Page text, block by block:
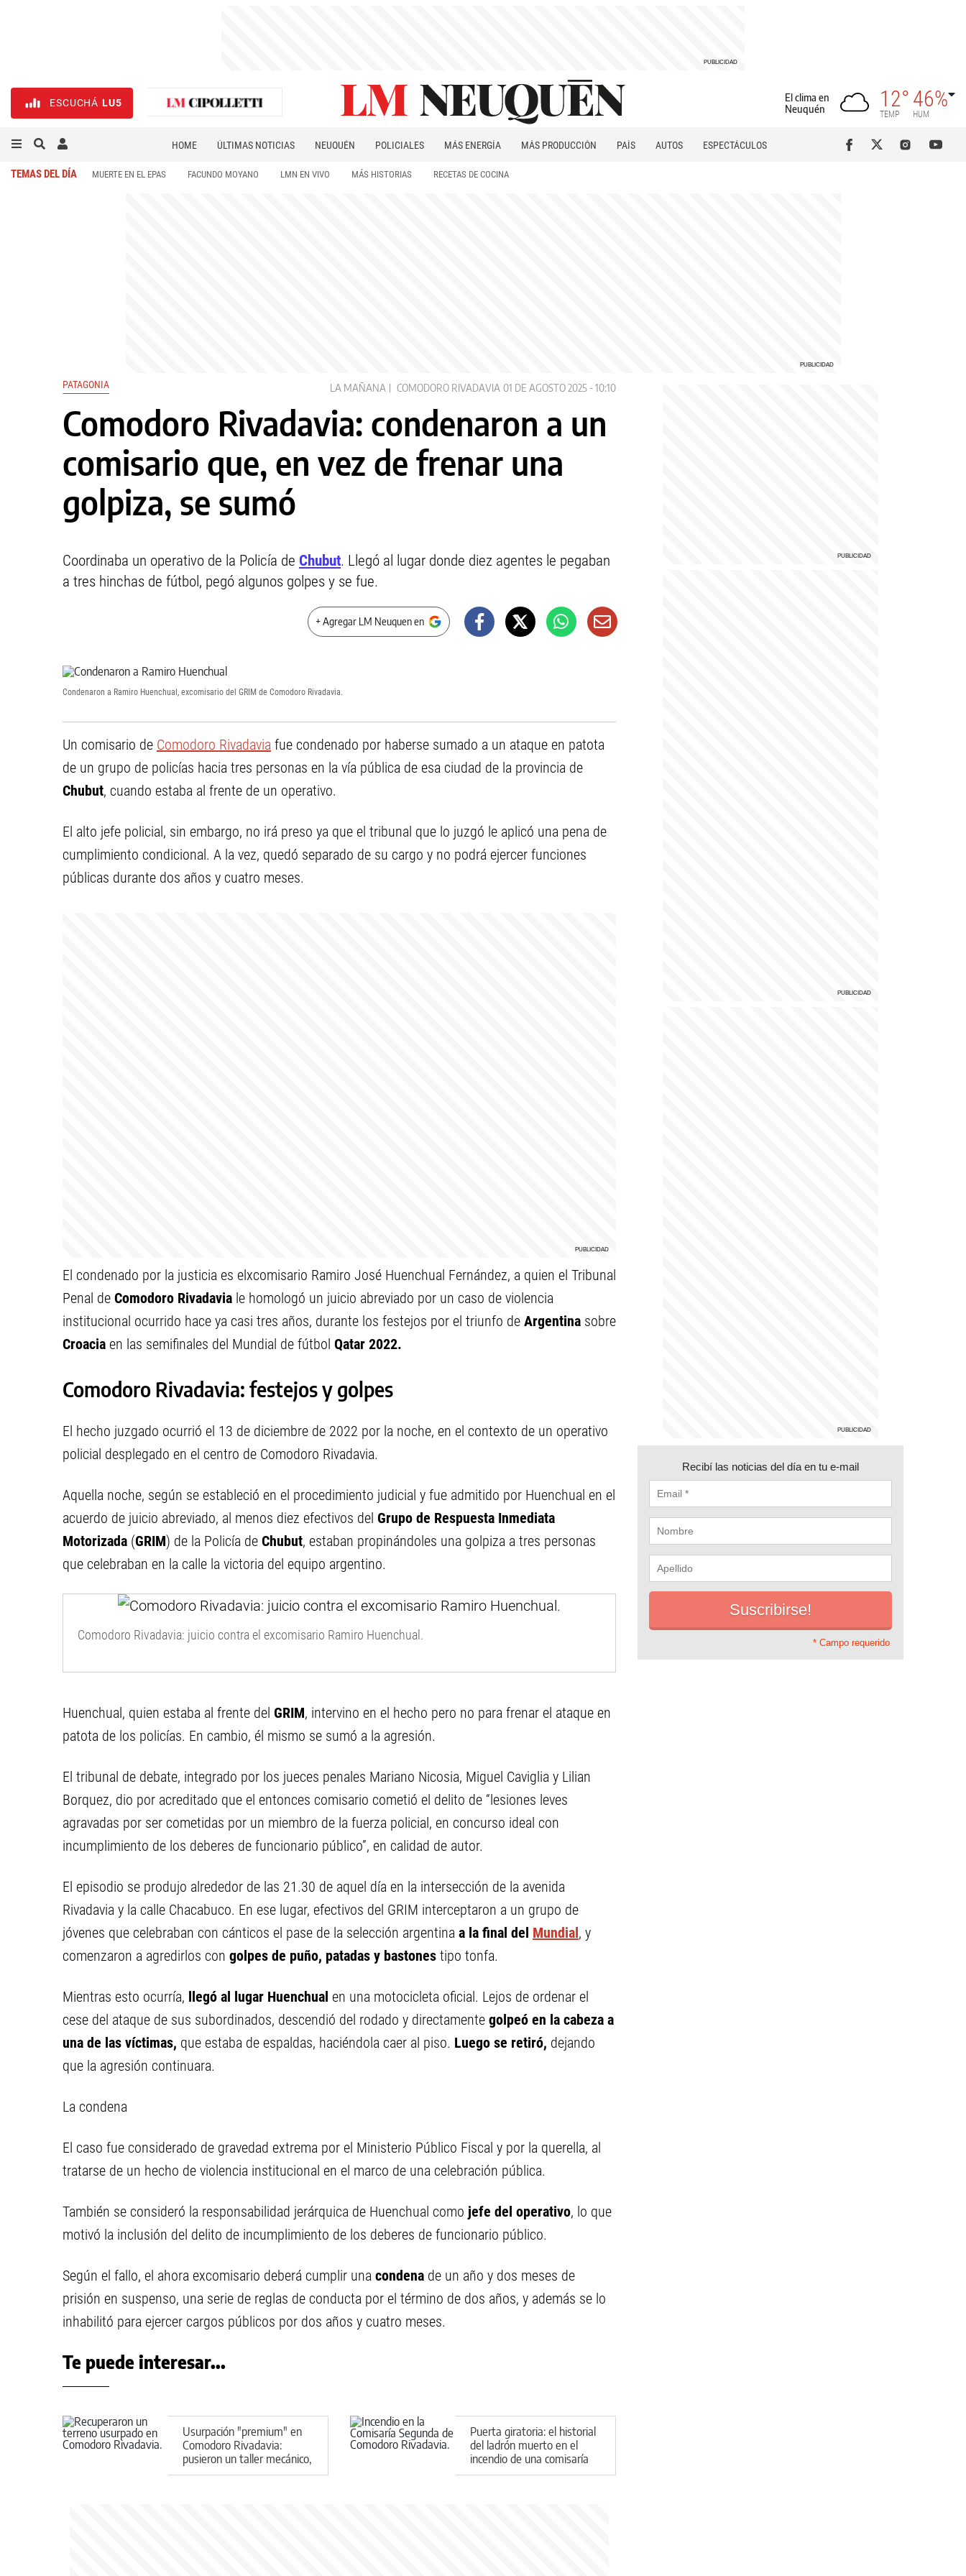
ESCUCHÁ LU5
El clima en
Neuquén
12°
TEMP
46%
HUM
HOME ÚLTIMAS NOTICIAS NEUQUÉN POLICIALES MÁS ENERGÍA MÁS PRODUCCIÓN PAÍS AUTOS
ESPECTÁCULOS
TEMAS DEL DÍA MUERTE EN EL EPAS FACUNDO MOYANO LMN EN VIVO MÁS HISTORIAS RECETAS DE COCINA
PATAGONIA LA MAÑANA COMODORO RIVADAVIA 01 DE AGOSTO 2025 - 10:10
Comodoro Rivadavia: condenaron a un
comisario que, en vez de frenar una
golpiza, se sumó
Coordinaba un operativo de la Policía de Chubut. Llegó al lugar donde diez agentes le pegaban
a tres hinchas de fútbol, pegó algunos golpes y se fue.
+ Agregar LM Neuquen en
Condenaron a Ramiro Huenchual, excomisario del GRIM de Comodoro Rivadavia.
Un comisario de Comodoro Rivadavia fue condenado por haberse sumado a un ataque en patota
de un grupo de policías hacia tres personas en la vía pública de esa ciudad de la provincia de
Chubut, cuando estaba al frente de un operativo.
El alto jefe policial, sin embargo, no irá preso ya que el tribunal que lo juzgó le aplicó una pena de
cumplimiento condicional. A la vez, quedó separado de su cargo y no podrá ejercer funciones
públicas durante dos años y cuatro meses.
El condenado por la justicia es elxcomisario Ramiro José Huenchual Fernández, a quien el Tribunal
Penal de Comodoro Rivadavia le homologó un juicio abreviado por un caso de violencia
institucional ocurrido hace ya casi tres años, durante los festejos por el triunfo de Argentina sobre
Croacia en las semifinales del Mundial de fútbol Qatar 2022.
Comodoro Rivadavia: festejos y golpes
El hecho juzgado ocurrió el 13 de diciembre de 2022 por la noche, en el contexto de un operativo
policial desplegado en el centro de Comodoro Rivadavia.
Aquella noche, según se estableció en el procedimiento judicial y fue admitido por Huenchual en el
acuerdo de juicio abreviado, al menos diez efectivos del Grupo de Respuesta Inmediata
Motorizada (GRIM) de la Policía de Chubut, estaban propinándoles una golpiza a tres personas
que celebraban en la calle la victoria del equipo argentino.
Comodoro Rivadavia: juicio contra el excomisario Ramiro Huenchual.
Huenchual, quien estaba al frente del GRIM, intervino en el hecho pero no para frenar el ataque en
patota de los policías. En cambio, él mismo se sumó a la agresión.
El tribunal de debate, integrado por los jueces penales Mariano Nicosia, Miguel Caviglia y Lilian
Borquez, dio por acreditado que el entonces comisario cometió el delito de “lesiones leves
agravadas por ser cometidas por un miembro de la fuerza policial, en concurso ideal con
incumplimiento de los deberes de funcionario público”, en calidad de autor.
El episodio se produjo alrededor de las 21.30 de aquel día en la intersección de la avenida
Rivadavia y la calle Chacabuco. En ese lugar, efectivos del GRIM interceptaron a un grupo de
jóvenes que celebraban con cánticos el pase de la selección argentina a la final del Mundial, y
comenzaron a agredirlos con golpes de puño, patadas y bastones tipo tonfa.
Mientras esto ocurría, llegó al lugar Huenchual en una motocicleta oficial. Lejos de ordenar el
cese del ataque de sus subordinados, descendió del rodado y directamente golpeó en la cabeza a
una de las víctimas, que estaba de espaldas, haciéndola caer al piso. Luego se retiró, dejando
que la agresión continuara.
La condena
El caso fue considerado de gravedad extrema por el Ministerio Público Fiscal y por la querella, al
tratarse de un hecho de violencia institucional en el marco de una celebración pública.
También se consideró la responsabilidad jerárquica de Huenchual como jefe del operativo, lo que
motivó la inclusión del delito de incumplimiento de los deberes de funcionario público.
Según el fallo, el ahora excomisario deberá cumplir una condena de un año y dos meses de
prisión en suspenso, una serie de reglas de conducta por el término de dos años, y además se lo
inhabilitó para ejercer cargos públicos por dos años y cuatro meses.
Te puede interesar...
Usurpación "premium" en
Comodoro Rivadavia:
pusieron un taller mecánico,
dos departamentos y
Puerta giratoria: el historial
del ladrón muerto en el
incendio de una comisaría
de Comodoro Rivadavia
Recibí las noticias del día en tu e-mail
* Campo requerido